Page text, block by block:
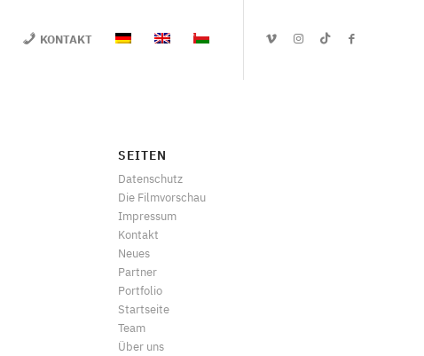
KONTAKT
SEITEN
Datenschutz
Die Filmvorschau
Impressum
Kontakt
Neues
Partner
Portfolio
Startseite
Team
Über uns